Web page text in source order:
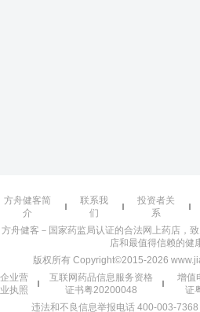
方舟健客简
介
联系我
们
投资者关
系
方舟健客－国家药监局认证的合法网上药店，
店和最值得信赖的健
版权所有 Copyright©2015-2026
企业营
业执照
互联网药品信息服务资格
证书粤20200048
增值
证
违法和不良信息举报电话 400-003-